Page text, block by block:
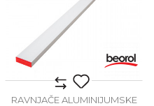
RAVNJAČE ALUMINIJUMSKE